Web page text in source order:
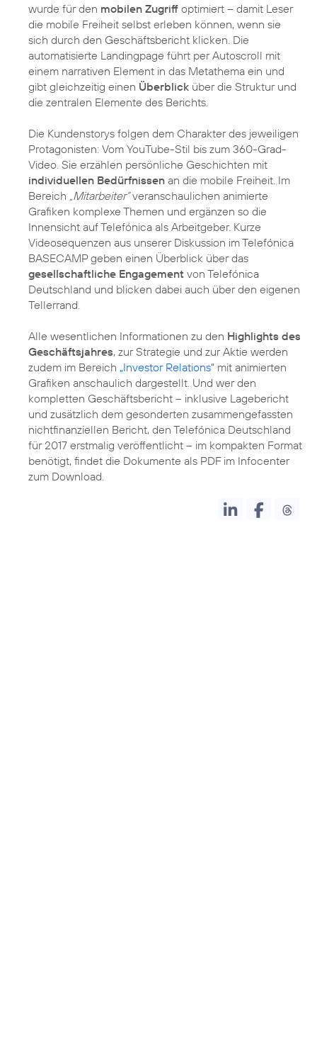
wurde für den mobilen Zugriff optimiert – damit Leser
die mobile Freiheit selbst erleben können, wenn sie
sich durch den Geschäftsbericht klicken. Die
automatisierte Landingpage führt per Autoscroll mit
einem narrativen Element in das Metathema ein und
gibt gleichzeitig einen Überblick über die Struktur und
die zentralen Elemente des Berichts.
Die Kundenstorys folgen dem Charakter des jeweiligen
Protagonisten: Vom YouTube-Stil bis zum 360-Grad-
Video. Sie erzählen persönliche Geschichten mit
individuellen Bedürfnissen an die mobile Freiheit. Im
Bereich „Mitarbeiter“veranschaulichen animierte
Grafiken komplexe Themen und ergänzen so die
Innensicht auf Telefónica als Arbeitgeber. Kurze
Videosequenzen aus unserer Diskussion im Telefónica
BASECAMP geben einen Überblick über das
gesellschaftliche Engagement von Telefónica
Deutschland und blicken dabei auch über den eigenen
Tellerrand.
Alle wesentlichen Informationen zu den Highlights des
Geschäftsjahres, zur Strategie und zur Aktie werden
zudem im Bereich „Investor Relations“ mit animierten
Grafiken anschaulich dargestellt. Und wer den
kompletten Geschäftsbericht – inklusive Lagebericht
und zusätzlich dem gesonderten zusammengefassten
nichtfinanziellen Bericht, den Telefónica Deutschland
für 2017 erstmalig veröffentlicht – im kompakten Format
benötigt, findet die Dokumente als PDF im Infocenter
zum Download.